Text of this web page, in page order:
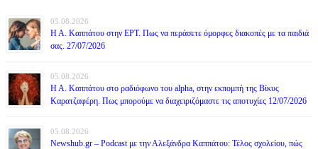
05.08.2026
Η Α. Καππάτου στην ΕΡΤ. Πως να περάσετε όμορφες διακοπές με τα παιδιά
σας. 27/07/2026
05.08.2026
Η Α. Καππάτου στο ραδιόφωνο του alpha, στην εκπομπή της Βίκυς
Καρατζαφέρη. Πως μπορούμε να διαχειριζόμαστε τις αποτυχίες 12/07/2026
05.08.2026
Newshub.gr – Podcast με την Αλεξάνδρα Καππάτου: Τέλος σχολείου, πώς